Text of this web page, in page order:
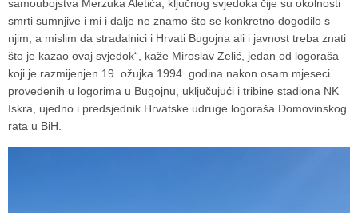
samoubojstva Merzuka Aletića, ključnog svjedoka čije su okolnosti
smrti sumnjive i mi i dalje ne znamo što se konkretno dogodilo s
njim, a mislim da stradalnici i Hrvati Bugojna ali i javnost treba znati
što je kazao ovaj svjedok“, kaže Miroslav Zelić, jedan od logoraša
koji je razmijenjen 19. ožujka 1994. godina nakon osam mjeseci
provedenih u logorima u Bugojnu, uključujući i tribine stadiona NK
Iskra, ujedno i predsjednik Hrvatske udruge logoraša Domovinskog
rata u BiH.